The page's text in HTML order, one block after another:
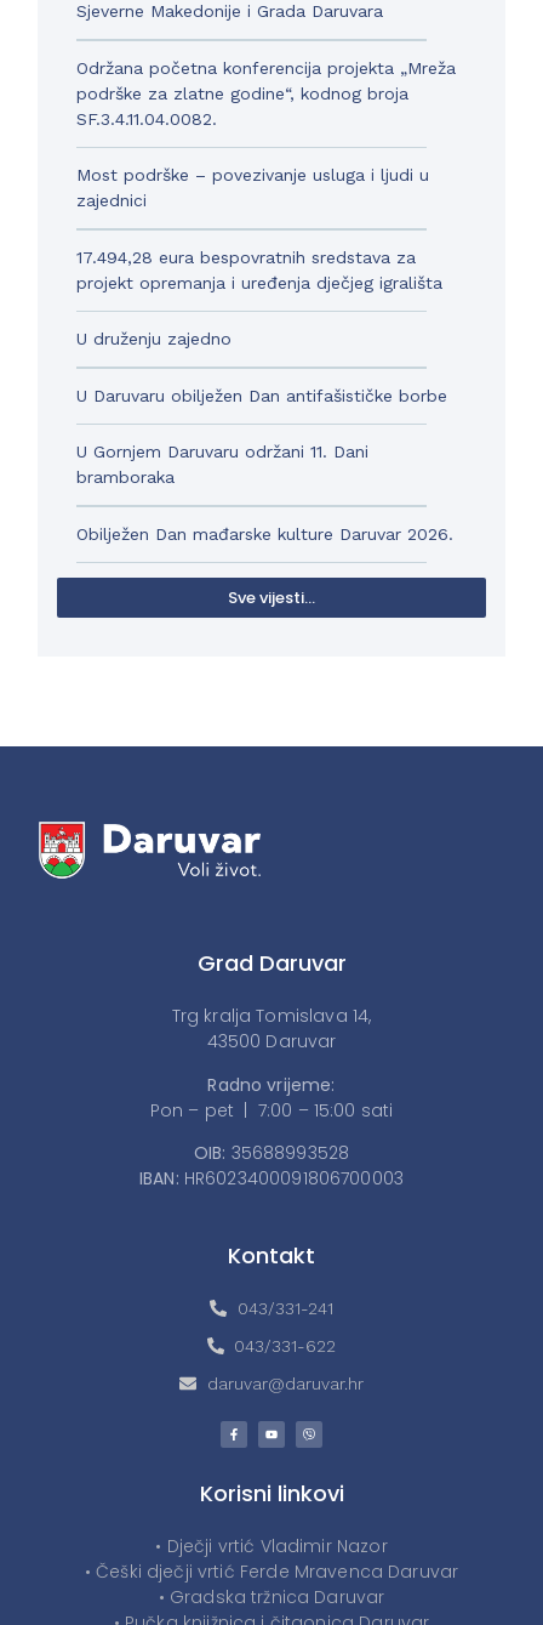
Sjeverne Makedonije i Grada Daruvara
Održana početna konferencija projekta „Mreža
podrške za zlatne godine“, kodnog broja
SF.3.4.11.04.0082.
Most podrške – povezivanje usluga i ljudi u
zajednici
17.494,28 eura bespovratnih sredstava za
projekt opremanja i uređenja dječjeg igrališta
U druženju zajedno
U Daruvaru obilježen Dan antifašističke borbe
U Gornjem Daruvaru održani 11. Dani
bramboraka
Obilježen Dan mađarske kulture Daruvar 2026.
Sve vijesti...
Grad Daruvar
Trg kralja Tomislava 14,
43500 Daruvar
Radno vrijeme:
Pon – pet | 7:00 – 15:00 sati
OIB: 35688993528
IBAN: HR6023400091806700003
Kontakt
043/331-241
043/331-622
daruvar@daruvar.hr
Korisni linkovi
• Dječji vrtić Vladimir Nazor
• Češki dječji vrtić Ferde Mravenca Daruvar
• Gradska tržnica Daruvar